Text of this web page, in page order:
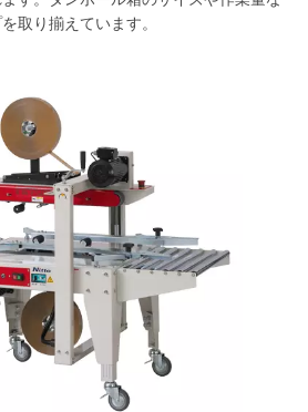
取り揃えています。